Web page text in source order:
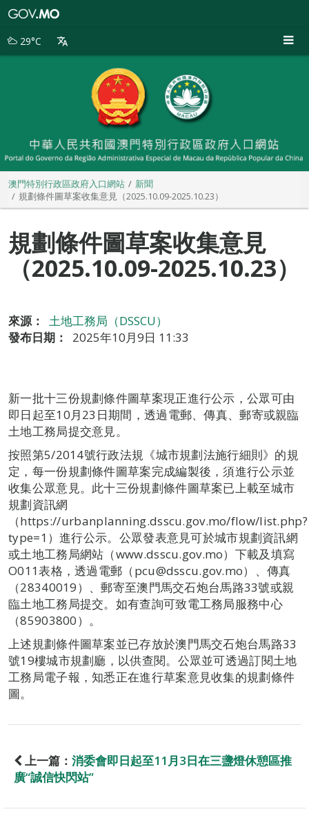
別
29°C
澳門特別行政區政府入口網站
新聞
規劃條件圖草案收集意見（2025.10.09-2025.10.23）
規劃條件圖草案收集意見
（2025.10.09-2025.10.23）
來源：
土地工務局（DSSCU）
發布日期：
2025年10月9日 11:33
新一批十三份規劃條件圖草案現正進行公示，公眾可由
即日起至10月23日期間，透過電郵、傳真、郵寄或親臨
土地工務局提交意見。
按照第5/2014號行政法規《城市規劃法施行細則》的規
定，每一份規劃條件圖草案完成編製後，須進行公示並
收集公眾意見。此十三份規劃條件圖草案已上載至城市
規劃資訊網
（https://urbanplanning.dsscu.gov.mo/flow/list.php?
type=1）進行公示。公眾發表意見可於城市規劃資訊網
或土地工務局網站（www.dsscu.gov.mo）下載及填寫
O011表格，透過電郵（pcu@dsscu.gov.mo）、傳真
（28340019）、郵寄至澳門馬交石炮台馬路33號或親
臨土地工務局提交。如有查詢可致電工務局服務中心
（85903800）。
上述規劃條件圖草案並已存放於澳門馬交石炮台馬路33
號19樓城市規劃廳，以供查閱。公眾並可透過訂閱土地
工務局電子報，知悉正在進行草案意見收集的規劃條件
圖。
上一篇： 消委會即日起至11月3日在三盞燈休憩區推
廣“誠信快閃站”